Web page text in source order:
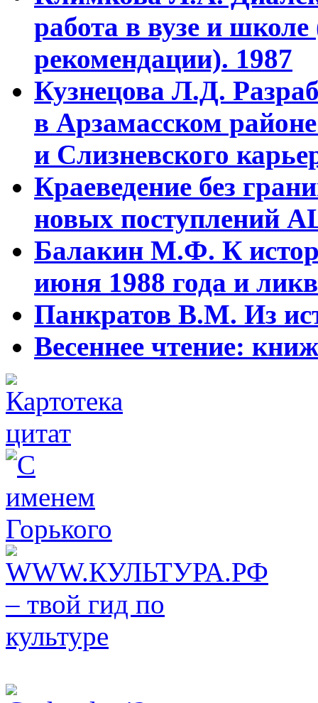
работа в вузе и
рекомендации). 1987
Кузнецова Л.Д.
в Арзамасском
и Слизневского
Краеведение без
новых поступлений
Балакин М.Ф. К
июня 1988 года и
Панкратов В.М. Из
Весеннее чтение: